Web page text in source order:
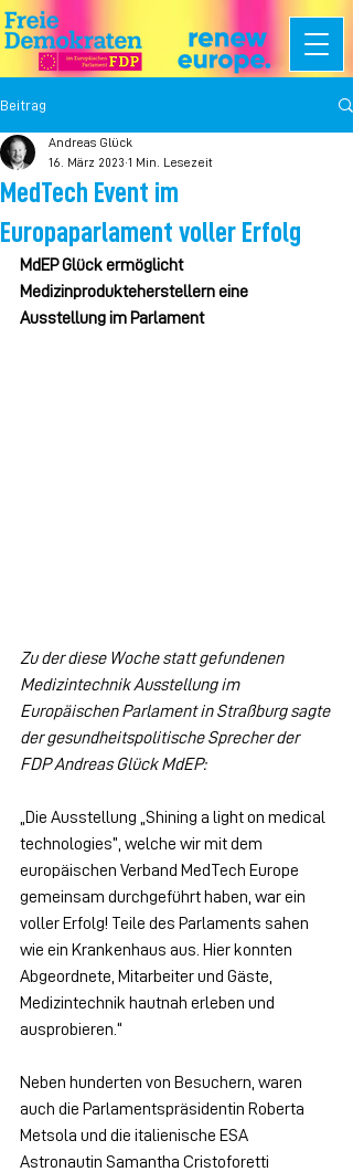
Beitrag
MedTech Event im
Europaparlament voller Erfolg
Andreas Glück
16. März 2023 1 Min. Lesezeit
MdEP Glück ermöglicht
Medizinprodukteherstellern eine
Ausstellung im Parlament
Zu der diese Woche statt gefundenen
Medizintechnik Ausstellung im
Europäischen Parlament in Straßburg sagte
der gesundheitspolitische Sprecher der
FDP Andreas Glück MdEP:
„Die Ausstellung „Shining a light on medical
technologies”, welche wir mit dem
europäischen Verband MedTech Europe
gemeinsam durchgeführt haben, war ein
voller Erfolg! Teile des Parlaments sahen
wie ein Krankenhaus aus. Hier konnten
Abgeordnete, Mitarbeiter und Gäste,
Medizintechnik hautnah erleben und
ausprobieren.“
Neben hunderten von Besuchern, waren
auch die Parlamentspräsidentin Roberta
Metsola und die italienische ESA
Astronautin Samantha Cristoforetti